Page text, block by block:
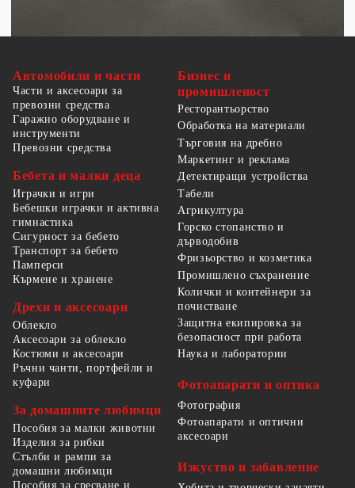
Автомобили и части
Части и аксесоари за
превозни средства
Гаражно оборудване и
инструменти
Превозни средства
Бебета и малки деца
Играчки и игри
Бебешки играчки и активна
гимнастика
Сигурност за бебето
Транспорт за бебето
Памперси
Кърмене и хранене
Дрехи и аксесоари
Облекло
Аксесоари за облекло
Костюми и аксесоари
Ръчни чанти, портфейли и
куфари
За домашните любимци
Пособия за малки животни
Изделия за рибки
Стълби и рампи за
домашни любимци
Пособия за сресване и
Бизнес и
промишленост
Ресторантьорство
Обработка на материали
Търговия на дребно
Маркетинг и реклама
Детектиращи устройства
Табели
Агрикултура
Горско стопанство и
дърводобив
Фризьорство и козметика
Промишлено съхранение
Колички и контейнери за
почистване
Защитна екипировка за
безопасност при работа
Наука и лаборатории
Фотоапарати и оптика
Фотография
Фотоапарати и оптични
аксесоари
Изкуство и забавление